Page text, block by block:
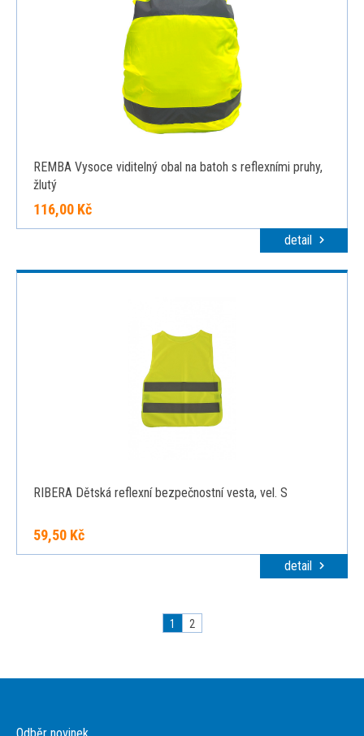
REMBA Vysoce viditelný obal na batoh s reflexními pruhy,
žlutý
116,00 Kč
detail
RIBERA Dětská reflexní bezpečnostní vesta, vel. S
59,50 Kč
detail
1 2